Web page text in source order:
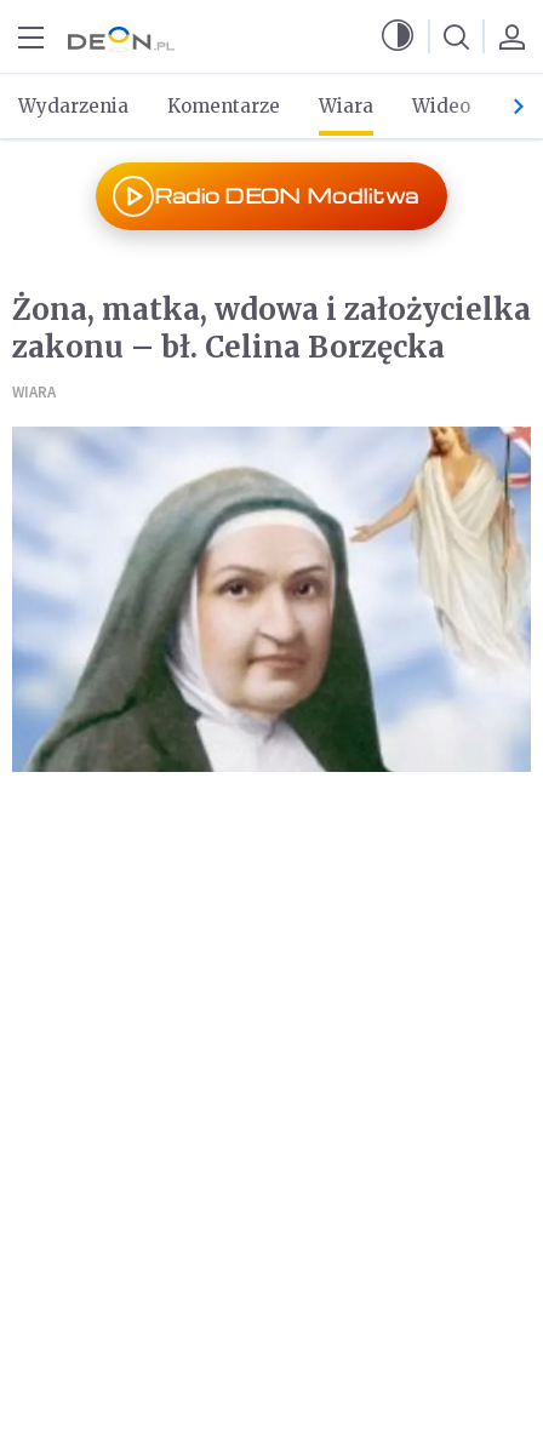
Wydarzenia Komentarze Wiara Wideo Po
Radio DEON Modlitwa
Żona, matka, wdowa i założycielka
zakonu – bł. Celina Borzęcka
WIARA